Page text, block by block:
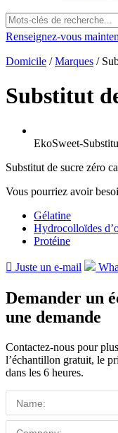
Renseignez-vous
Domicile /Marques /
Substitut
EkoSweet-
Substitut de sucre zéro
Vous pourriez avoir
Gélatine
Hydrocolloïdes
Protéine
 Juste un e-mail
Demander un
une demande
Contactez-nous pour
l’échantillon gratuit, le
dans les 6 heures.